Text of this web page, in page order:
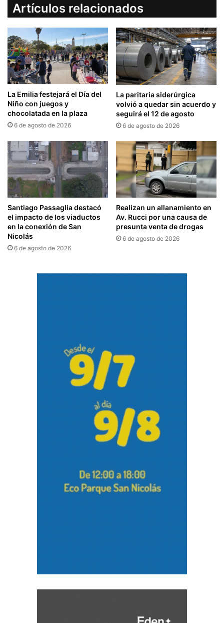
Artículos relacionados
La Emilia festejará el Día del
Niño con juegos y
chocolatada en la plaza
6 de agosto de 2026
La paritaria siderúrgica
volvió a quedar sin acuerdo y
seguirá el 12 de agosto
6 de agosto de 2026
Santiago Passaglia destacó
el impacto de los viaductos
en la conexión de San
Nicolás
6 de agosto de 2026
Realizan un allanamiento en
Av. Rucci por una causa de
presunta venta de drogas
6 de agosto de 2026